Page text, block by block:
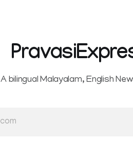
A bilingual Malayalam, English